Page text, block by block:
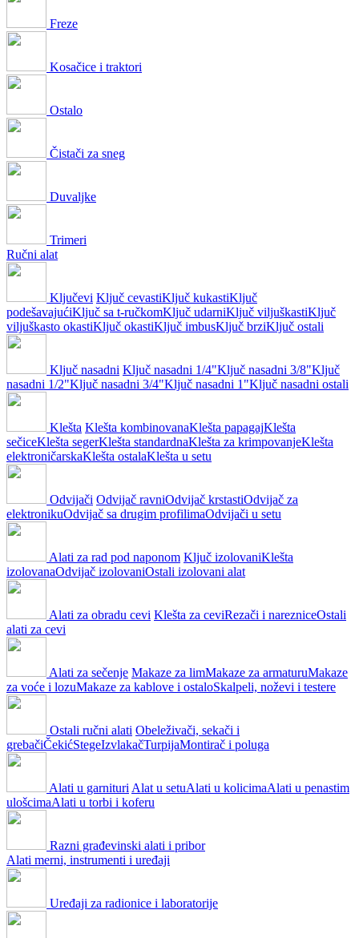
Freze
Kosačice i traktori
Ostalo
Čistači za sneg
Duvaljke
Trimeri
Ručni alat
Ključevi Ključ cevastiKljuč kukastiKljuč
podešavajućiKljuč sa t-ručkomKljuč udarniKljuč viljuškastiKljuč
viljuškasto okastiKljuč okastiKljuč imbusKljuč brziKljuč ostali
Ključ nasadni Ključ nasadni 1/4"Ključ nasadni 3/8"Ključ
nasadni 1/2"Ključ nasadni 3/4"Ključ nasadni 1"Ključ nasadni ostali
Klešta Klešta kombinovanaKlešta papagajKlešta
sečiceKlešta segerKlešta standardnaKlešta za krimpovanjeKlešta
elektroničarskaKlešta ostalaKlešta u setu
Odvijači Odvijač ravniOdvijač krstastiOdvijač za
elektronikuOdvijač sa drugim profilimaOdvijači u setu
Alati za rad pod naponom Ključ izolovaniKlešta
izolovanaOdvijač izolovaniOstali izolovani alat
Alati za obradu cevi Klešta za ceviRezači i narezniceOstali
alati za cevi
Alati za sečenje Makaze za limMakaze za armaturuMakaze
za voće i lozuMakaze za kablove i ostaloSkalpeli, noževi i testere
Ostali ručni alati Obeleživači, sekači i
grebačiČekićStegeIzvlakačTurpijaMontirač i poluga
Alati u garnituri Alat u setuAlati u kolicimaAlati u penastim
ulošcimaAlati u torbi i koferu
Razni građevinski alati i pribor
Alati merni, instrumenti i uređaji
Uređaji za radionice i laboratorije